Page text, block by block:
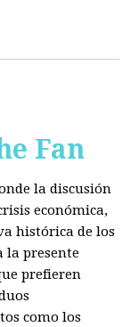
Fan
la discusión
económica,
histórica de los
la presente
prefieren
como los